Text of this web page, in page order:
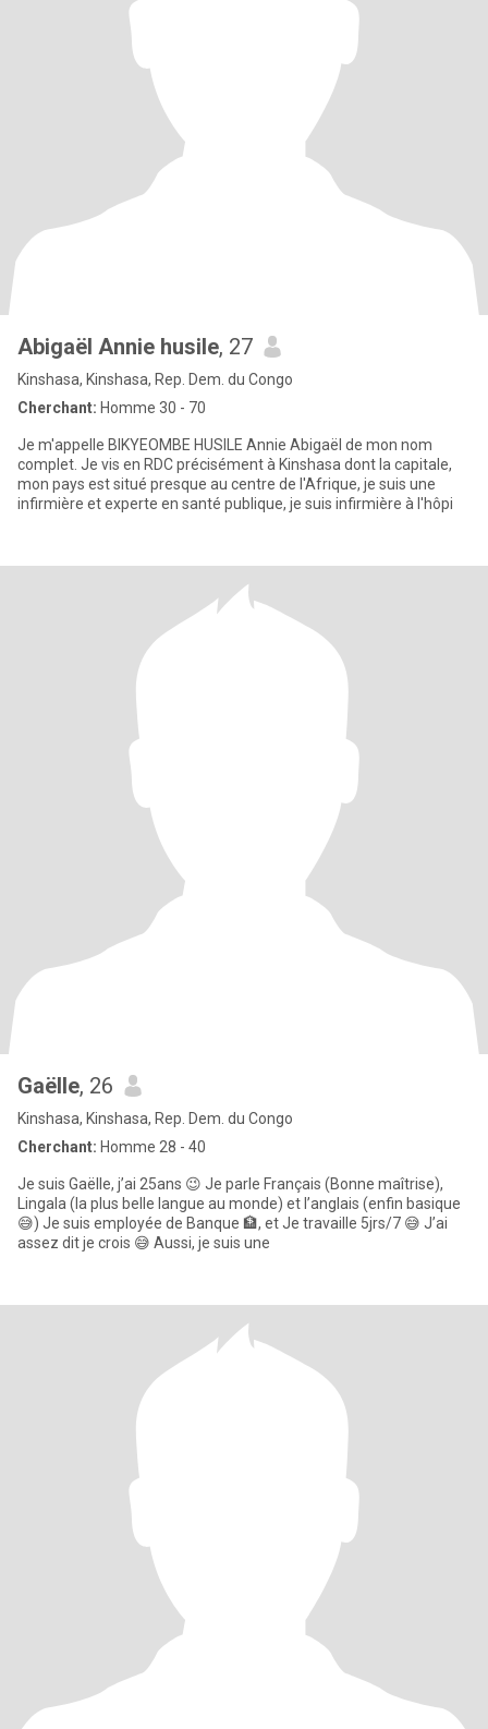
Abigaël Annie husile, 27
Kinshasa, Kinshasa, Rep. Dem. du Congo
Cherchant: Homme 30 - 70
Je m'appelle BIKYEOMBE HUSILE Annie Abigaël de mon nom
complet. Je vis en RDC précisément à Kinshasa dont la capitale,
mon pays est situé presque au centre de l'Afrique, je suis une
infirmière et experte en santé publique, je suis infirmière à l'hôpi
Gaëlle, 26
Kinshasa, Kinshasa, Rep. Dem. du Congo
Cherchant: Homme 28 - 40
Je suis Gaëlle, j’ai 25ans 😉 Je parle Français (Bonne maîtrise),
Lingala (la plus belle langue au monde) et l’anglais (enfin basique
😅) Je suis employée de Banque 🏦, et Je travaille 5jrs/7 😅 J’ai
assez dit je crois 😅 Aussi, je suis une